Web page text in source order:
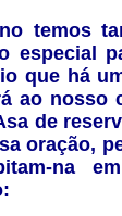
temos
especial
que há
ao nosso
de
oração,
na